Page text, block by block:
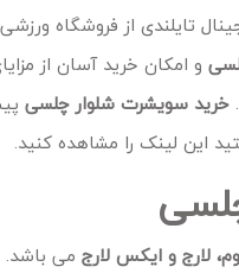
تایلندی از فروشگاه
و امکان خرید آسان از
خرید سویشرت شلوار چلسی
این لینک را مشاهده کنید.
لارج و ایکس لارج می باشد.